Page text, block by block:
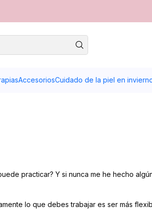
AccesoriosCuidado de la piel en
practicar? Y si nunca me he hecho
lo que debes trabajar es ser más